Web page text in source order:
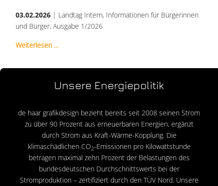
03.02.2026 | Landtag Intern, Informationen für Bürgerinnen
und Bürger, Ausgabe 1/2026
Weiterlesen …
Unsere Energiepolitik
de haar grafikdesign bezieht bereits seit 2008 seinen Strom
zu über 90 Prozent aus erneuerbaren Energien, ergänzt
durch Strom aus Kraft-Wärme-Kopplung. Die
klimaschädlichen CO2-Emissionen pro Kilowattstunde
betragen maximal zehn Prozent der Belastungen des
bundesdeutschen Durchschnittswerts bei der
Stromproduktion – zertifiziert durch den TÜV Nord. Unsere